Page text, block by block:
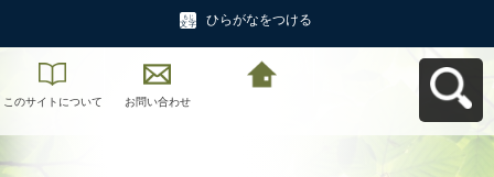
ひらがなをつける
このサイトについて お問い合わせ